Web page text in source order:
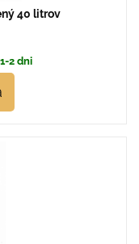
40 litrov
2 dni